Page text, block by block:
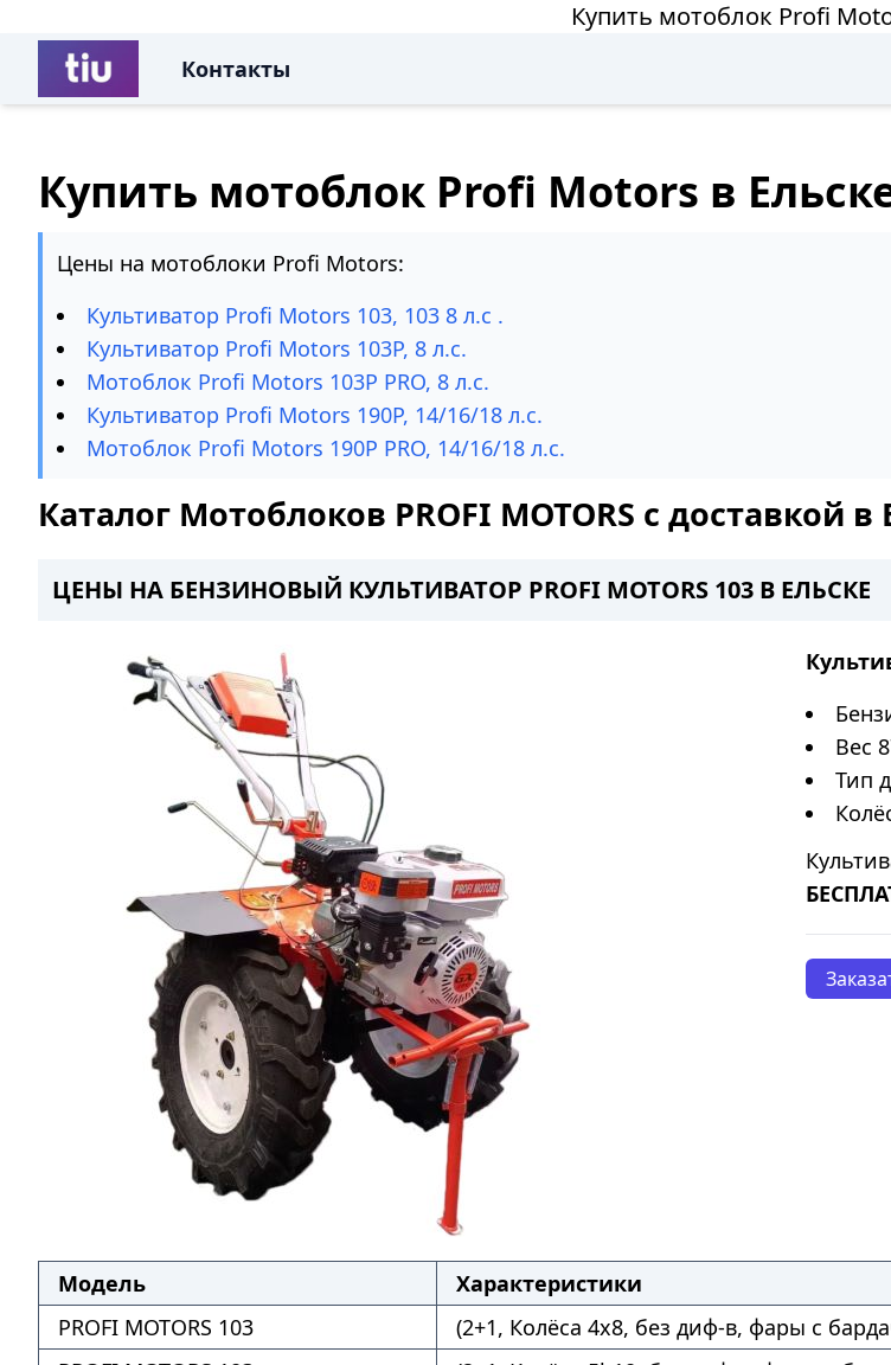
Купить мотоблок Profi
Контакты
Купить мотоблок Profi Motors в
Цены на мотоблоки Profi Motors:
Культиватор Profi Motors 103, 103 8 л.с .
Культиватор Profi Motors 103P, 8 л.с.
Мотоблок Profi Motors 103P PRO, 8 л.с.
Культиватор Profi Motors 190P, 14/16/18 л.с.
Мотоблок Profi Motors 190P PRO, 14/16/18 л.с.
Каталог Мотоблоков PROFI MOTORS с доставкой в
ЦЕНЫ НА БЕНЗИНОВЫЙ КУЛЬТИВАТОР PROFI MOTORS 103 В ЕЛЬСКЕ
Вес
Тип
Модель Характеристики
PROFI MOTORS 103
(2+1, Колёса 4х8, без диф-в, фары с